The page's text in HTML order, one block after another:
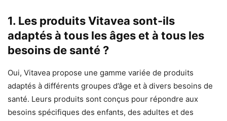
1. Les produits Vitavea sont-ils
adaptés à tous les âges et à tous les
besoins de santé ?
Oui, Vitavea propose une gamme variée de produits
adaptés à différents groupes d’âge et à divers besoins de
santé. Leurs produits sont conçus pour répondre aux
besoins spécifiques des enfants, des adultes et des